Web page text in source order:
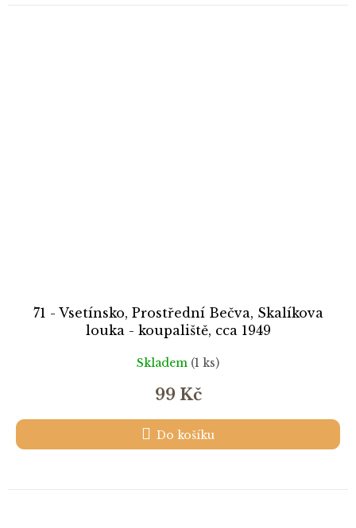
71 - Vsetínsko, Prostřední Bečva, Skalíkova
louka - koupaliště, cca 1949
Skladem (1 ks)
99 Kč
Do košíku